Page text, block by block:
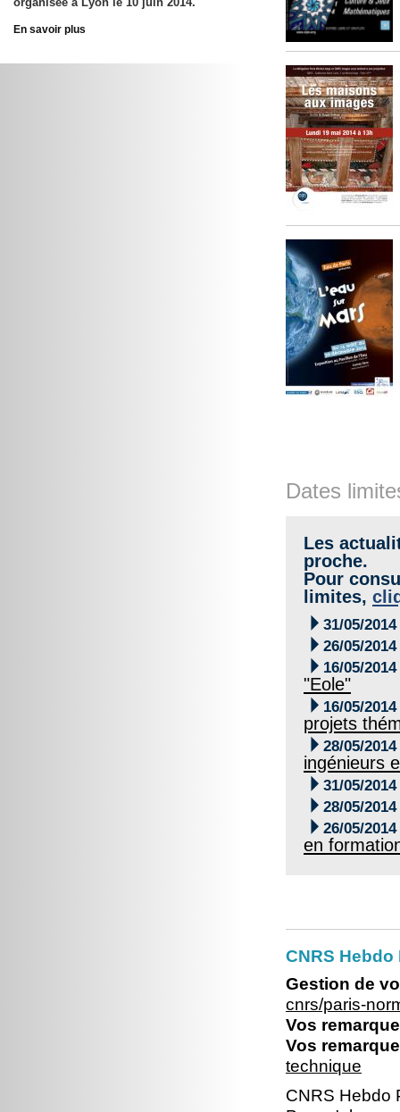
En savoir plus
Dates
Les
proche.
Pour
limites,
 31/05/2014
 26/05/2014
 16/05/2014
"Eole"
 16/05/2014
projets
 28/05/2014
ingénieurs
 31/05/2014
 28/05/2014
 26/05/2014
en
CNRS
Gestion de
cnrs/paris-
Vos
Vos
technique
CNRS Hebdo